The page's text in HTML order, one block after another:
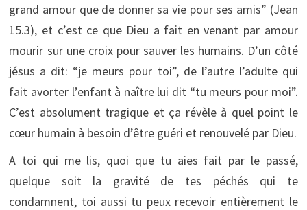
grand amour que de donner sa vie pour ses amis” (Jean
15.3), et c’est ce que Dieu a fait en venant par amour
mourir sur une croix pour sauver les humains. D’un côté
jésus a dit: “je meurs pour toi”, de l’autre l’adulte qui
fait avorter l’enfant à naître lui dit “tu meurs pour moi”.
C’est absolument tragique et ça révèle à quel point le
cœur humain à besoin d’être guéri et renouvelé par Dieu.
A toi qui me lis, quoi que tu aies fait par le passé,
quelque soit la gravité de tes péchés qui te
condamnent, toi aussi tu peux recevoir entièrement le